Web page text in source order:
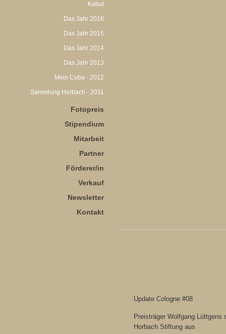
Kabul
Das Jahr 2016
Das Jahr 2015
Das Jahr 2014
Das Jahr 2013
Mein Cuba - 2012
Sammlung Horbach - 2011
Fotopreis
Stipendium
Mitarbeit
Partner
Förderer/in
Verkauf
Newsletter
Kontakt
Update Cologne #08
Preisträger Wolfgang Lüttgens
Horbach Stiftung aus